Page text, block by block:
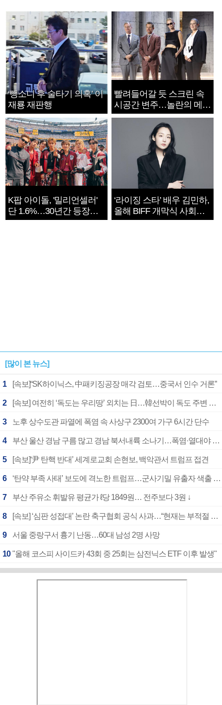
‘뺑소니 후 술타기 의혹’ 이
재룡 재판행
빨려들어갈 듯 스크린 속
시공간 변주…놀란의 메시
지는 ‘전쟁 속죄’
K팝 아이돌, '밀리언셀러'
단 1.6%…30년간 등장
1182개팀 전수조사
‘라이징 스타’ 배우 김민하,
올해 BIFF 개막식 사회자
확정
[많이 본 뉴스]
1 [속보]“SK하이닉스, 中패키징공장 매각 검토…중국서 인수 거론”
2 [속보] 여전히 ‘독도는 우리땅’ 외치는 日…韓선박이 독도 주변 해양조사 활동하자 반발
3 노후 상수도관 파열에 폭염 속 사상구 2300여 가구 6시간 단수
4 부산 울산 경남 구름 많고 경남 북서내륙 소나기…폭염·열대야 계속
5 [속보]‘尹 탄핵 반대’ 세계로교회 손현보, 백악관서 트럼프 접견
6 ‘탄약 부족 사태’ 보도에 격노한 트럼프…군사기밀 유출자 색출 지시
7 부산 주유소 휘발유 평균가 ℓ당 1849원… 전주보다 3원 ↓
8 [속보] ‘심판 성접대’ 논란 축구협회 공식 사과…“현재는 부적절 행위 없어”
9 서울 중랑구서 흉기 난동…60대 남성 2명 사망
10 "올해 코스피 사이드카 43회 중 25회는 삼전닉스 ETF 이후 발생"